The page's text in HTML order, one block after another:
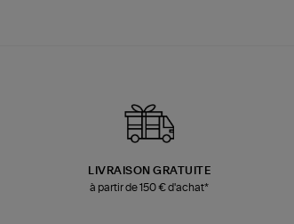
LIVRAISON GRATUITE
à partir de 150 € d'achat*